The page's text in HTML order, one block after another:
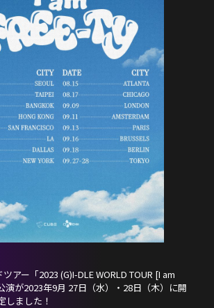
アー「2023 (G)I-DLE WORLD TOUR [I am
演が2023年9月 27日（水）・28日（木）に開
しました！
HOME
NEWS
PROFILE
SCHEDULE